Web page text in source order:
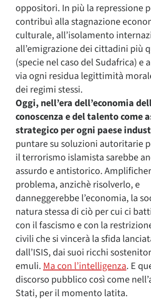
oppositori. In più la repressione
contribuì alla stagnazione
culturale, all’isolamento
all’emigrazione dei cittadini più
(specie nel caso del Sudafrica) e
via ogni residua legittimità
dei regimi stessi.
Oggi, nell’era dell’economia
conoscenza e del talento come
strategico per ogni paese
puntare su soluzioni autoritarie
il terrorismo islamista sarebbe
assurdo e antistorico.
problema, anzichè risolverlo, e
danneggerebbe l’economia, la
natura stessa di ciò per cui ci
con il fascismo e con la
civili che si vincerà la sfida
dall’ISIS, dai suoi ricchi
emuli.Ma con l’intelligenza. E
discorso pubblico così come
Stati, per il momento latita.